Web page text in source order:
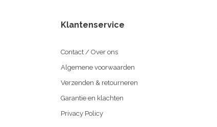
Klantenservice
Contact / Over ons
Algemene voorwaarden
Verzenden & retourneren
Garantie en klachten
Privacy Policy